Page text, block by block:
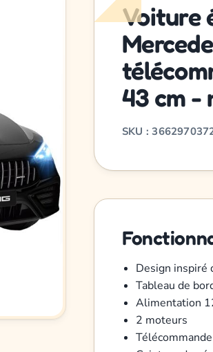
Voiture
43 cm -
SKU :
Design inspiré
Tableau de
Alimentation
2 moteurs